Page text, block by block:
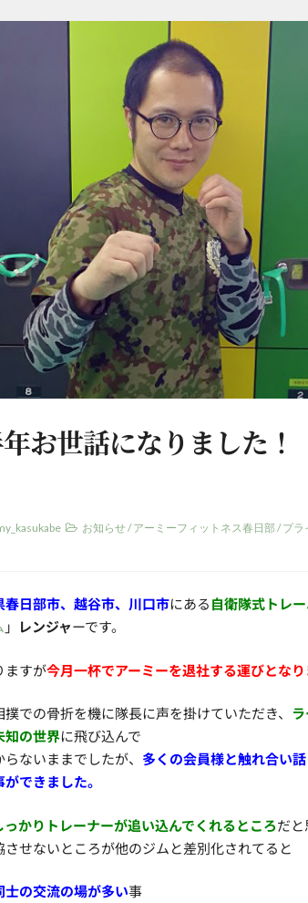
お世話になりました！
お知らせ/アーミーフィットネス春日部/プラ
春日部市、越谷市、川口市にある自衛隊式トレ
」 レンジャーです。
ますが今月一杯でアーミーを退社する運びとなり
での骨折を機に隊長に声を掛けていただき、
知の世界に飛び込んで
ないままでしたが、 多くの会員様と触れ合い
できました。
かりトレーナーが追い込んでくれるところだと
せないところが他のジムと差別化されてると
士の交流の場が多い事